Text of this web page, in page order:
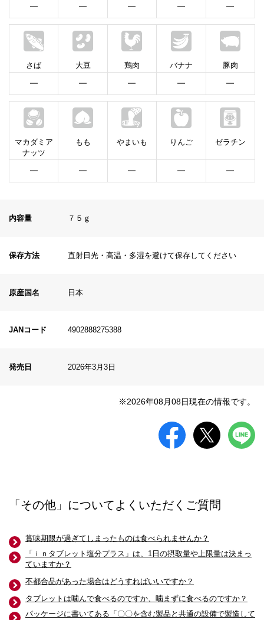
━ ━ ━ ━ ━
さば
━
大豆
━
鶏肉
━
バナナ
━
豚肉
━
マカダミア
ナッツ
━
もも
━
やまいも
━
りんご
━
ゼラチン
━
内容量 ７５ｇ
保存方法 直射日光・高温・多湿を避けて保存してください
原産国名 日本
JANコード 4902888275388
発売日 2026年3月3日
※2026年08月08日現在の情報です。
「その他」についてよくいただくご質問
賞味期限が過ぎてしまったものは食べられませんか？
「ｉｎタブレット塩分プラス」は、1日の摂取量や上限量は決まっ
ていますか？
不都合品があった場合はどうすればいいですか？
タブレットは噛んで食べるのですか、噛まずに食べるのですか？
パッケージに書いてある「〇〇を含む製品と共通の設備で製造して